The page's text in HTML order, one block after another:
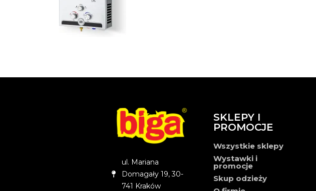
ul. Mariana
Domagały 19, 30-
741 Kraków
SKLEPY I
PROMOCJE
Wszystkie sklepy
Wystawki i
promocje
Skup odzieży